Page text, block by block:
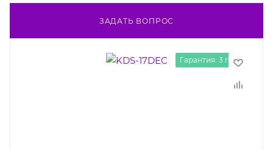
ЗАДАТЬ ВОПРОС
Гарантия: 3 года